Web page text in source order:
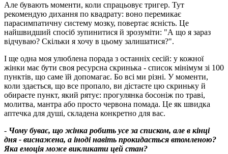
Але бувають моменти, коли спрацьовує тригер. Тут
рекомендую дихання по квадрату: воно перемикає
парасимпатичну систему мозку, повертає ясність. Це
найшвидший спосіб зупинитися й зрозуміти: "А що я зараз
відчуваю? Скільки я хочу в цьому залишатися?".
І ще одна моя улюблена порада з останніх сесій: у кожної
жінки має бути своя ресурсна скринька - список мінімум зі 100
пунктів, що саме їй допомагає. Бо всі ми різні. У моменти,
коли здається, що все пропало, ви дістаєте цю скриньку й
обираєте пункт, який рятує: прогулянка босоніж по траві,
молитва, мантра або просто червона помада. Це як швидка
аптечка для душі, складена конкретно для вас.
- Чому буває, що жінка робить усе за списком, але в кінці
дня - виснажена, а іноді навіть прокидається втомленою?
Яка емоція може викликати цей стан?